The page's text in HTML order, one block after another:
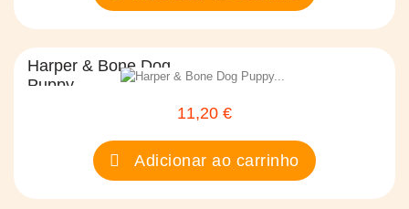
Harper & Bone Dog
Puppy...
11,20 €
Adicionar ao carrinho